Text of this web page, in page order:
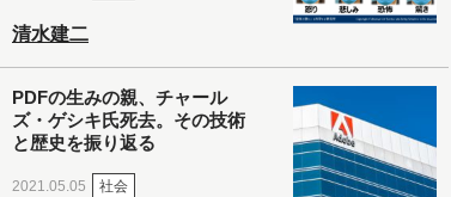
清水建二
PDFの生みの親、チャール
ズ・ゲシキ氏死去。その技術
と歴史を振り返る
2021.05.05 社会